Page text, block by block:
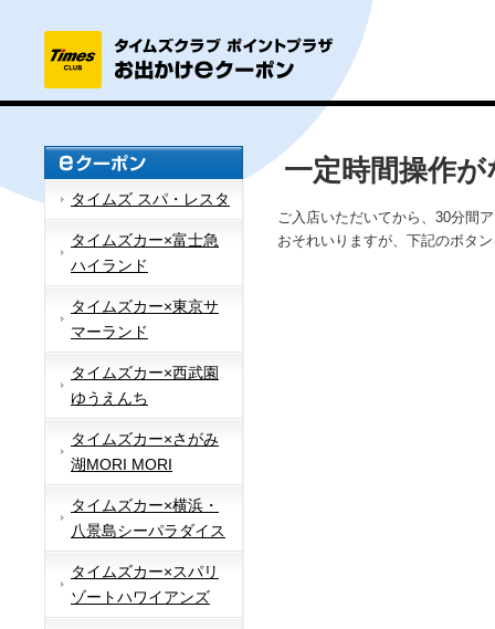
タイムズ スパ・レスタ
タイムズカー×富士急
ハイランド
タイムズカー×東京サ
マーランド
タイムズカー×西武園
ゆうえんち
タイムズカー×さがみ
湖MORI MORI
タイムズカー×横浜・
八景島シーパラダイス
タイムズカー×スパリ
ゾートハワイアンズ
一定時間操作
ご入店いただいてから、30分間
おそれいりますが、下記のボタ